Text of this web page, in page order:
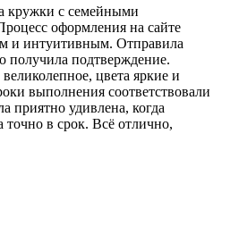
кружки с семейными
оформления на сайте
и интуитивным. Отправила
получила подтверждение.
цвета яркие и
выполнения соответствовали
приятно удивлена, когда
точно в срок. Всё отлично,